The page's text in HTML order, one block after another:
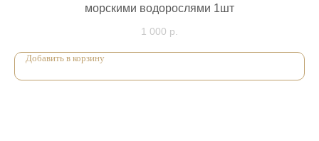
морскими водорослями 1шт
1 000 р.
Добавить в корзину